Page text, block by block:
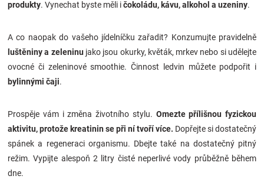
produkty. Vynechat byste měli ičokoládu, kávu, alkohol a uzeniny.
A co naopak do vašeho jídelníčku zařadit? Konzumujte pravidelně
luštěniny a zeleninujako jsou okurky, květák, mrkev nebo si udělejte
ovocné či zeleninové smoothie. Činnost ledvin můžete podpořit i
bylinnými čaji.
Prospěje vám i změna životního stylu. Omezte přílišnou fyzickou
aktivitu, protože kreatinin se při ní tvoří více. Dopřejte si dostatečný
spánek a regeneraci organismu. Dbejte také na dostatečný pitný
režim. Vypijte alespoň 2 litry čisté neperlivé vody průběžně během
dne.